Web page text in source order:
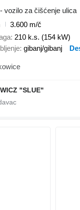
vozilo za čišćenje ulica
3.600 m/č
210 k.s. (154 kW)
gibanj/gibanj
"SLUE"